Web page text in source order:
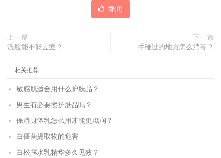
赞(0)
上一篇
洗脸能不能去痘？
下一篇
手碰过的地方怎么消毒？
相关推荐
敏感肌适合用什么护肤品？
男生有必要擦护肤品吗？
保湿身体乳怎么用才能更滋润？
白僵菌提取物的危害
白松露水乳精华多久见效？